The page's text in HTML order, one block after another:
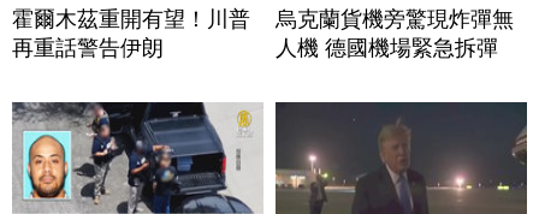
霍爾木茲重開有望！川普
再重話警告伊朗
烏克蘭貨機旁驚現炸彈無
人機 德國機場緊急拆彈